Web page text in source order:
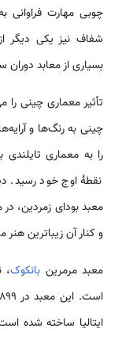
چوبی مهارت
شفاف نیز یکی دیگر
بسیاری از معابد
تأثیر معماری چینی را
چینی به رنگ‌ها و
را به معماری
نقطهٔ اوج خود رسید.
معبد بودای زمردین،
و کنار آن زیباترین
معبد مرمرین بانکوک،
ایتالیا ساخته شده